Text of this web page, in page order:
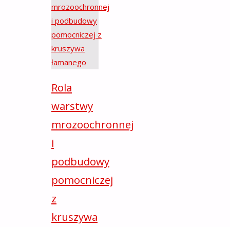
Rola
warstwy
mrozoochronnej
i
podbudowy
pomocniczej
z
kruszywa